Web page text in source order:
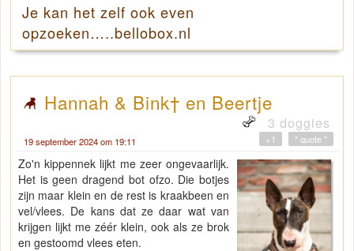
Je kan het zelf ook even
opzoeken…..bellobox.nl
Hannah & Bink† en Beertje
3 doggies
19 september 2024 om 19:11 " quote "
+1
Zo'n kippennek lijkt me zeer ongevaarlijk.
Het is geen dragend bot ofzo. Die botjes
zijn maar klein en de rest is kraakbeen en
vel/vlees. De kans dat ze daar wat van
krijgen lijkt me zéér klein, ook als ze brok
en gestoomd vlees eten.